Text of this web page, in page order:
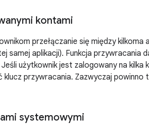
kontami
przełączanie się między kilkoma
samej aplikacji). Funkcja przywracania
użytkownik jest zalogowany na kilka
przywracania. Zazwyczaj powinno
systemowymi